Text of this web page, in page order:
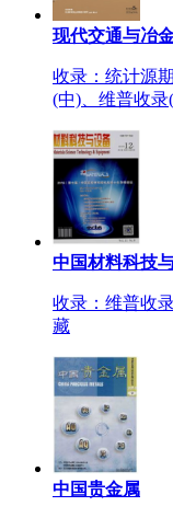
现代交通与冶
收录：统计源
(中)、维普收录
中国材料科技
收录：维普收
藏
中国贵金属